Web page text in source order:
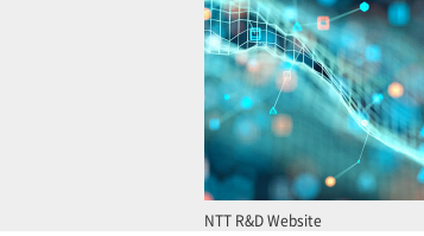
NTT R&D Website